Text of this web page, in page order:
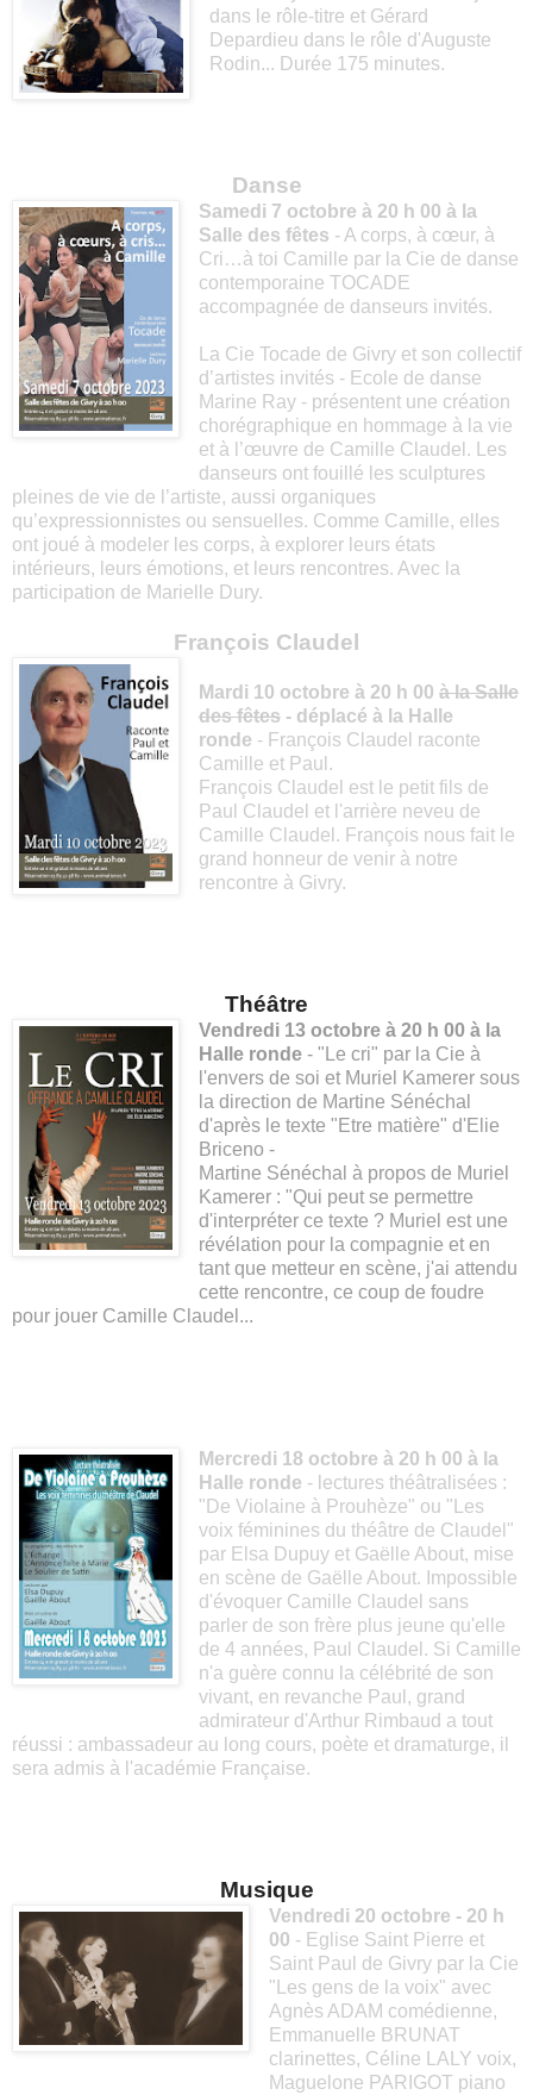
dans le rôle-titre et Gérard
Depardieu dans le rôle d'Auguste
Rodin... Durée 175 minutes.
Danse
Samedi 7 octobre à 20 h 00 à la
Salle des fêtes - A corps, à cœur, à
Cri…à toi Camille par la Cie de danse
contemporaine TOCADE
accompagnée de danseurs invités.
La Cie Tocade de Givry et son collectif
d’artistes invités - Ecole de danse
Marine Ray - présentent une création
chorégraphique en hommage à la vie
et à l’œuvre de Camille Claudel. Les
danseurs ont fouillé les sculptures
pleines de vie de l’artiste, aussi organiques
qu’expressionnistes ou sensuelles. Comme Camille, elles
ont joué à modeler les corps, à explorer leurs états
intérieurs, leurs émotions, et leurs rencontres. Avec la
participation de Marielle Dury.
François Claudel
Mardi 10 octobre à 20 h 00 à la Salle
des fêtes- déplacé à la Halle
ronde - François Claudel raconte
Camille et Paul.
François Claudel est le petit fils de
Paul Claudel et l'arrière neveu de
Camille Claudel. François nous fait le
grand honneur de venir à notre
rencontre à Givry.
Théâtre
Vendredi 13 octobre à 20 h 00 à la
Halle ronde- "Le cri" par la Cie à
l'envers de soi et Muriel Kamerer sous
la direction de Martine Sénéchal
d'après le texte "Etre matière" d'Elie
Briceno -
Martine Sénéchal à propos de Muriel
Kamerer : "Qui peut se permettre
d'interpréter ce texte ? Muriel est une
révélation pour la compagnie et en
tant que metteur en scène, j'ai attendu
cette rencontre, ce coup de foudre
pour jouer Camille Claudel...
Mercredi 18 octobre à 20 h 00 à la
Halle ronde - lectures théâtralisées :
"De Violaine à Prouhèze" ou "Les
voix féminines du théâtre de Claudel"
par Elsa Dupuy et Gaëlle About, mise
en scène de Gaëlle About. Impossible
d'évoquer Camille Claudel sans
parler de son frère plus jeune qu'elle
de 4 années, Paul Claudel. Si Camille
n'a guère connu la célébrité de son
vivant, en revanche Paul, grand
admirateur d'Arthur Rimbaud a tout
réussi : ambassadeur au long cours, poète et dramaturge, il
sera admis à l'académie Française.
Musique
Vendredi 20 octobre - 20 h
00 - Eglise Saint Pierre et
Saint Paul de Givry par la Cie
"Les gens de la voix" avec
Agnès ADAM comédienne,
Emmanuelle BRUNAT
clarinettes, Céline LALY voix,
Maguelone PARIGOT piano